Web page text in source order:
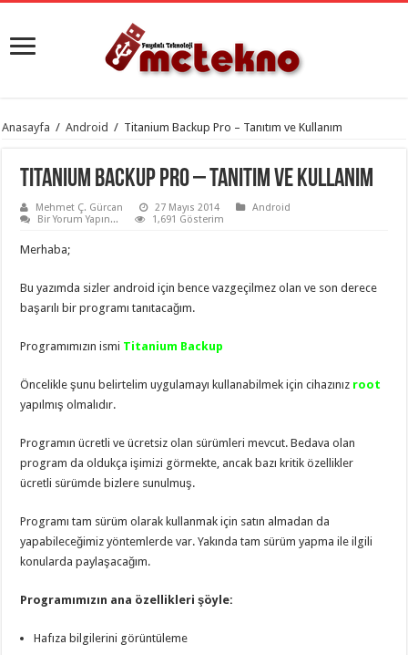
Anasayfa / Android / Titanium Backup Pro – Tanıtım ve Kullanım
Titanium Backup Pro – Tanıtım ve Kullanım
Mehmet Ç. Gürcan 27 Mayıs 2014
Android
Bir Yorum Yapın...
1,691 Gösterim
Merhaba;
Bu yazımda sizler android için bence vazgeçilmez olan ve son derece
başarılı bir programı tanıtacağım.
Programımızın ismi Titanium Backup
Öncelikle şunu belirtelim uygulamayı kullanabilmek için cihazınız root
yapılmış olmalıdır.
Programın ücretli ve ücretsiz olan sürümleri mevcut. Bedava olan
program da oldukça işimizi görmekte, ancak bazı kritik özellikler
ücretli sürümde bizlere sunulmuş.
Programı tam sürüm olarak kullanmak için satın almadan da
yapabileceğimiz yöntemlerde var. Yakında tam sürüm yapma ile ilgili
konularda paylaşacağım.
Programımızın ana özellikleri şöyle:
Hafıza bilgilerini görüntüleme